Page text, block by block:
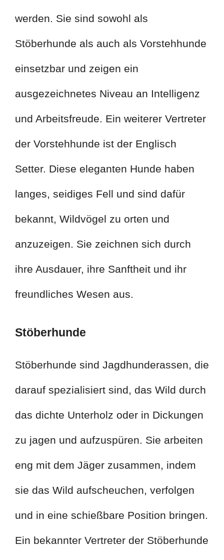
werden. Sie sind sowohl als
Stöberhunde als auch als Vorstehhunde
einsetzbar und zeigen ein
ausgezeichnetes Niveau an Intelligenz
und Arbeitsfreude. Ein weiterer Vertreter
der Vorstehhunde ist der Englisch
Setter. Diese eleganten Hunde haben
langes, seidiges Fell und sind dafür
bekannt, Wildvögel zu orten und
anzuzeigen. Sie zeichnen sich durch
ihre Ausdauer, ihre Sanftheit und ihr
freundliches Wesen aus.
Stöberhunde
Stöberhunde sind Jagdhunderassen, die
darauf spezialisiert sind, das Wild durch
das dichte Unterholz oder in Dickungen
zu jagen und aufzuspüren. Sie arbeiten
eng mit dem Jäger zusammen, indem
sie das Wild aufscheuchen, verfolgen
und in eine schießbare Position bringen.
Ein bekannter Vertreter der Stöberhunde